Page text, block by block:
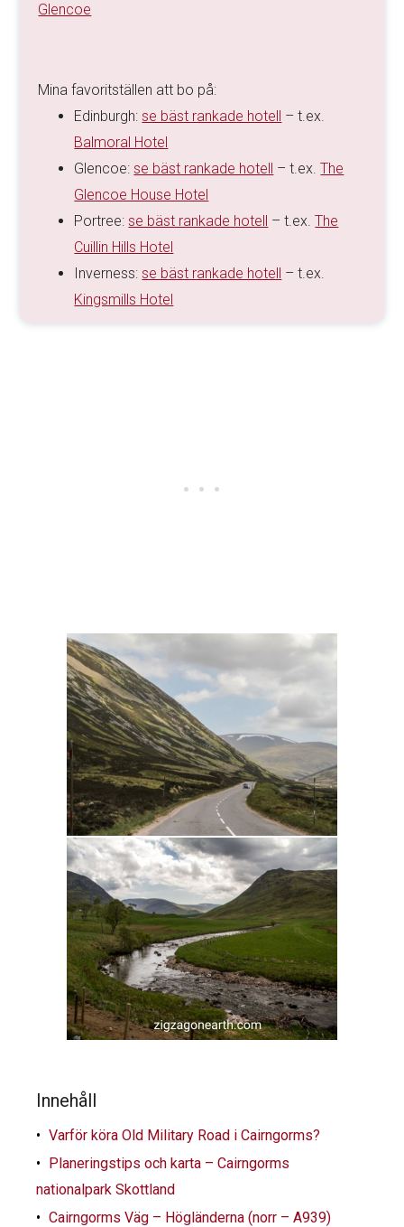
Glencoe
Mina favoritställen att bo på:
Edinburgh:se bäst rankade hotell
– t.ex.
Balmoral Hotel
Glencoe:se bäst rankade hotell – t.ex.The
Glencoe House Hotel
Portree:se bäst rankade hotell – t.ex.The
Cuillin Hills Hotel
Inverness:se bäst rankade hotell
– t.ex.
Kingsmills Hotel
Innehåll
Varför köra Old Military Road i Cairngorms?
Planeringstips och karta – Cairngorms
nationalpark Skottland
Cairngorms Väg – Högländerna (norr – A939)